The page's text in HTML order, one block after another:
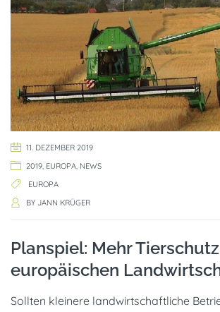
11. DEZEMBER 2019
2019, EUROPA, NEWS
EUROPA
BY JANN KRÜGER
Planspiel: Mehr
europäischen
Sollten kleinere landwirtschaftliche